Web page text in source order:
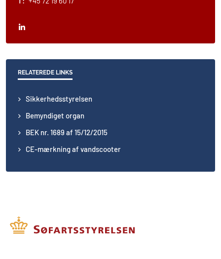
RELATEREDE LINKS
Sikkerhedsstyrelsen
Bemyndiget organ
BEK nr. 1689 af 15/12/2015
CE-mærkning af vandscooter